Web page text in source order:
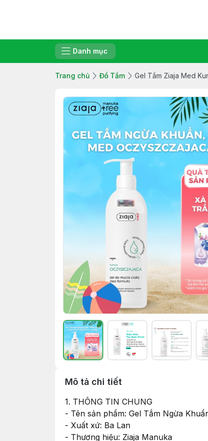
Danh mục
Trang chủ Đồ Tắm Gel Tắm Ziaja Med
Mô tả chi tiết
1. THÔNG TIN CHUNG
- Tên sản phẩm: Gel Tắm Ngừa
- Xuất xứ: Ba Lan
- Thương hiệu: Ziaja Manuka